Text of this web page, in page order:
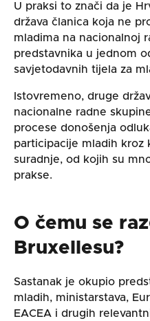
U praksi to znači da je
država članica koja ne
mladima na nacionalnoj
predstavnika u jednom
savjetodavnih tijela za
Istovremeno, druge
nacionalne radne
procese donošenja
participacije mladih kroz
suradnje, od kojih su
prakse.
O čemu se
Bruxellesu?
Sastanak je okupio
mladih, ministarstava,
EACEA i drugih